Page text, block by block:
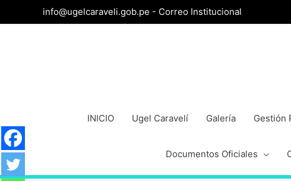
info@ugelcaraveli.gob.pe - Correo Institucional
INICIO Ugel Caravelí Galería Gestión
Documentos Oficiales